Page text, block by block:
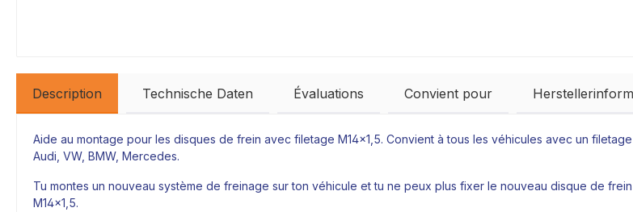
Description Technische Daten Évaluations Convient pour
Aide au montage pour les disques de frein avec filetage M14x1,5. Convient à tous les véhicules avec un
Audi, VW, BMW, Mercedes.
Tu montes un nouveau système de freinage sur ton véhicule et tu ne peux plus fixer le nouveau disque de
M14x1,5.